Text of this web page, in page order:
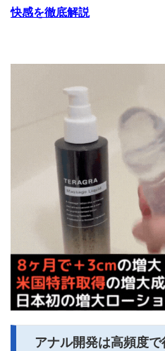
快感を徹底解説
アナル開発は高頻度